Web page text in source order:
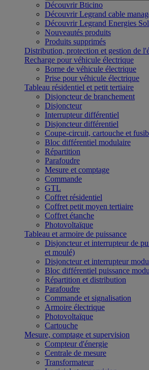
Découvrir Bticino
Découvrir Legrand cable
Découvrir Legrand Energies
Nouveautés produits
Produits supprimés
Distribution, protection et gestion de
Recharge pour véhicule électrique
Borne de véhicule électrique
Prise pour véhicule électrique
Tableau résidentiel et petit tertiaire
Disjoncteur de branchement
Disjoncteur
Interrupteur différentiel
Disjoncteur différentiel
Coupe-circuit, cartouche et
Bloc différentiel modulaire
Répartition
Parafoudre
Mesure et comptage
Commande
GTL
Coffret résidentiel
Coffret petit moyen tertiaire
Coffret étanche
Photovoltaïque
Tableau et armoire de puissance
Disjoncteur et interrupteur de
et moulé)
Disjoncteur et interrupteur
Bloc différentiel puissance
Répartition et distribution
Parafoudre
Commande et signalisation
Armoire électrique
Photovoltaïque
Cartouche
Mesure, comptage et supervision
Compteur d'énergie
Centrale de mesure
Transformateur